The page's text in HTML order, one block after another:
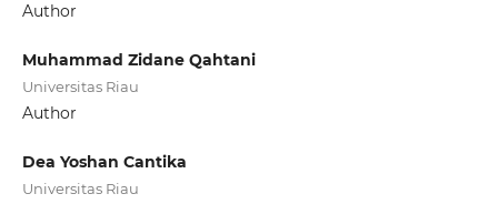
Author
Muhammad Zidane Qahtani
Universitas Riau
Author
Dea Yoshan Cantika
Universitas Riau